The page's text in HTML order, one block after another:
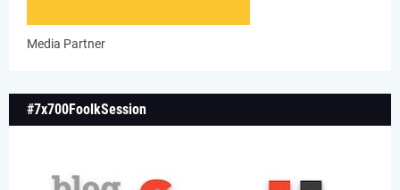
Media Partner
#7x700FoolkSession